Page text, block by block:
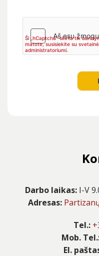
Darbo laikas:I-V
Adresas:
Tel.:
Mob.
El.